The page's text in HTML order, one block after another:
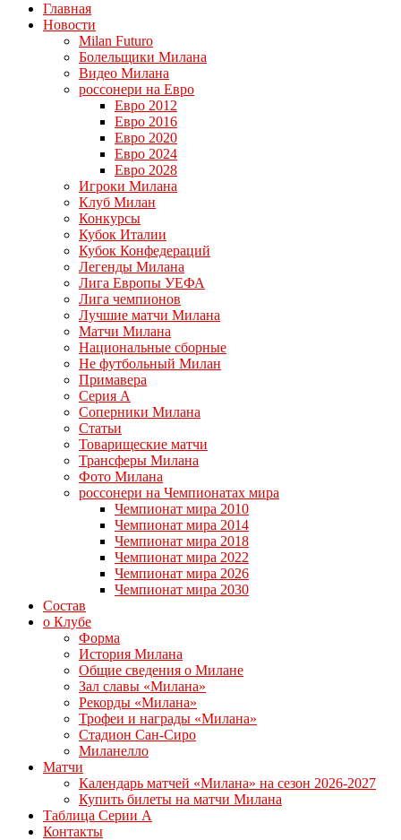
Главная
Новости
Milan Futuro
Болельщики Милана
Видео Милана
россонери на Евро
Евро 2012
Евро 2016
Евро 2020
Евро 2024
Евро 2028
Игроки Милана
Клуб Милан
Конкурсы
Кубок Италии
Кубок Конфедераций
Легенды Милана
Лига Европы УЕФА
Лига чемпионов
Лучшие матчи Милана
Матчи Милана
Национальные сборные
Не футбольный Милан
Примавера
Серия А
Соперники Милана
Статьи
Товарищеские матчи
Трансферы Милана
Фото Милана
россонери на Чемпионатах мира
Чемпионат мира 2010
Чемпионат мира 2014
Чемпионат мира 2018
Чемпионат мира 2022
Чемпионат мира 2026
Чемпионат мира 2030
Состав
о Клубе
Форма
История Милана
Общие сведения о Милане
Зал славы «Милана»
Рекорды «Милана»
Трофеи и награды «Милана»
Стадион Сан-Сиро
Миланелло
Матчи
Календарь матчей «Милана» на сезон 2026-2027
Купить билеты на матчи Милана
Таблица Серии А
Контакты